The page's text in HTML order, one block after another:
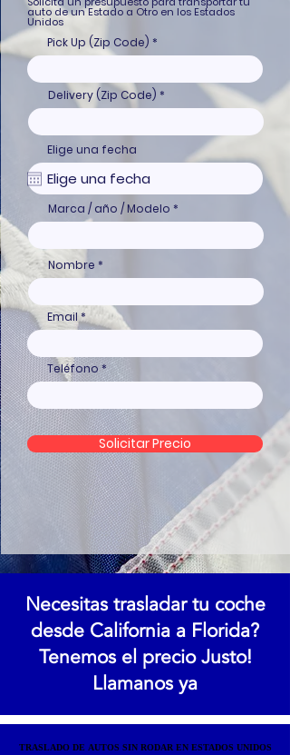
auto de un Estado a Otro en los Estados
Unidos
Pick Up (Zip Code)
Delivery (Zip Code)
Elige una fecha
Marca / año / Modelo
Nombre
Email
Teléfono
Solicitar Precio
Necesitas trasladar tu coche
desde California a Florida?
Tenemos el precio Justo!
Llamanos ya
TRASLADO DE AUTOS SIN RODAR EN ESTADOS UNIDOS
TRASLADO DE AUTOS SIN RODAR EN ESTADOS UNIDOS